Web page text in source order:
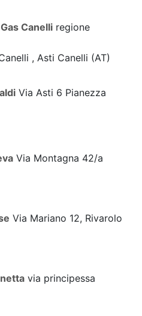
Canelli regione
, Asti Canelli (AT)
Via Asti 6 Pianezza
Via Montagna 42/a
Via Mariano 12, Rivarolo
via principessa